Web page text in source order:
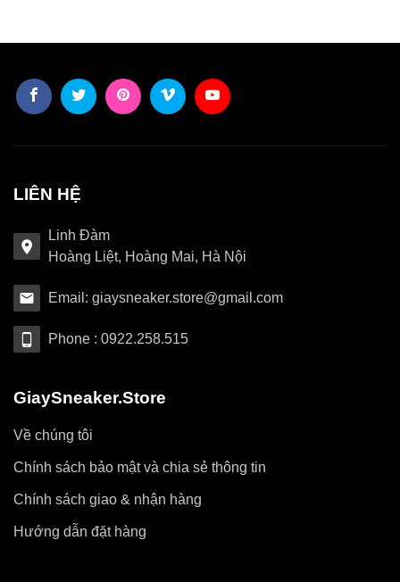
LIÊN HỆ
Linh Đàm
Hoàng Liệt, Hoàng Mai, Hà Nội
Email: giaysneaker.store@gmail.com
Phone : 0922.258.515
GiaySneaker.Store
Về chúng tôi
Chính sách bảo mật và chia sẻ thông tin
Chính sách giao & nhận hàng
Hướng dẫn đặt hàng